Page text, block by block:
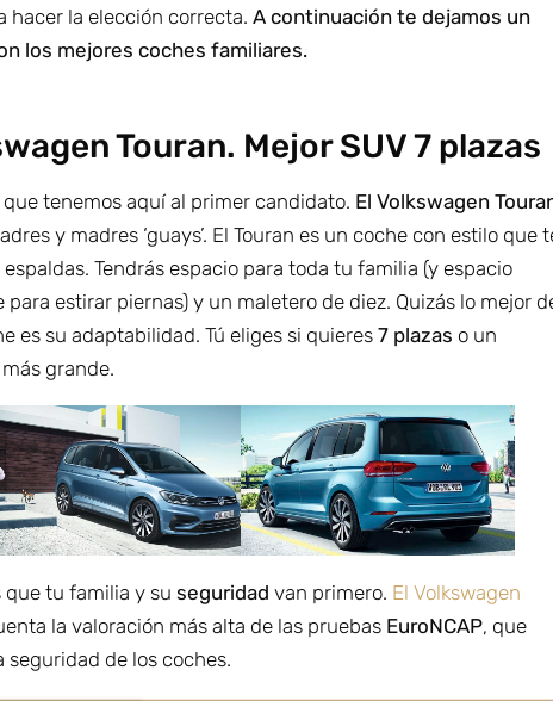
hacer la elección correcta. A continuación te dejamos un
los mejores coches familiares.
Touran. Mejor SUV 7 plazas
tenemos aquí al primer candidato. El Volkswagen
y madres ‘guays’. El Touran es un coche con estilo que
Tendrás espacio para toda tu familia (y espacio
para estirar piernas) y un maletero de diez. Quizás lo mejor
es su adaptabilidad. Tú eliges si quieres7 plazas o un
grande.
que tu familia y suseguridad van primero. El Volkswagen
la valoración más alta de las pruebas EuroNCAP, que
seguridad de los coches.